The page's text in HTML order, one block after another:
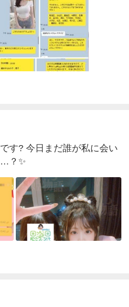
す? 今日まだ誰が私に会い
？✨